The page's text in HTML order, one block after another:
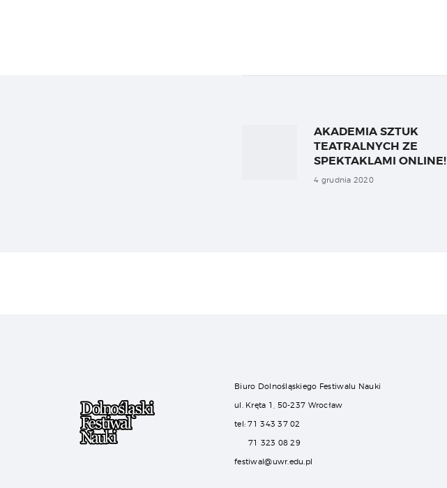
wpisu
Previous
post:
AKADEMIA SZTUK
TEATRALNYCH ZE
SPEKTAKLAMI ONLINE!
4 grudnia 2020
Biuro Dolnośląskiego Festiwalu Nauki
ul. Kręta 1, 50-237 Wrocław
tel: 71 343 37 02
71 323 08 29
festiwal@uwr.edu.pl